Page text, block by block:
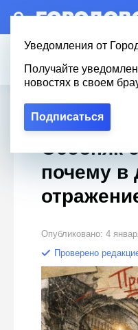
Уведомления от
Получайте
новостях в своем
Подписаться
Городовой Новости
Особняк
почему
Опубликовано: 4
Проверено